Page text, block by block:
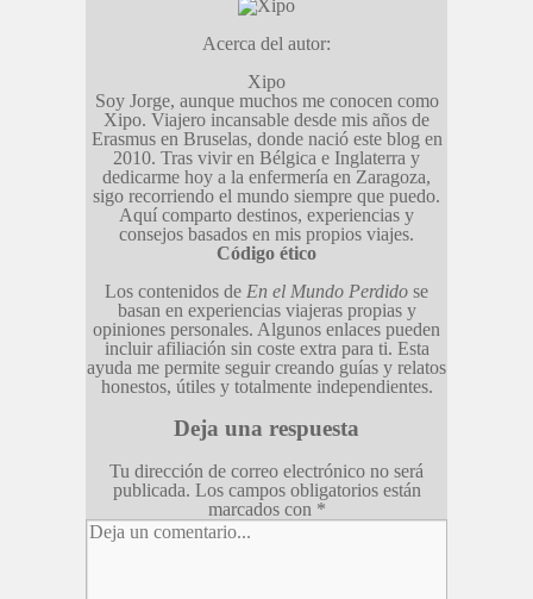
Acerca del autor:
Xipo
Soy Jorge, aunque muchos me conocen como
Xipo. Viajero incansable desde mis años de
Erasmus en Bruselas, donde nació este blog en
2010. Tras vivir en Bélgica e Inglaterra y
dedicarme hoy a la enfermería en Zaragoza,
sigo recorriendo el mundo siempre que puedo.
Aquí comparto destinos, experiencias y
consejos basados en mis propios viajes.
Código ético
Los contenidos de En el Mundo Perdido se
basan en experiencias viajeras propias y
opiniones personales. Algunos enlaces pueden
incluir afiliación sin coste extra para ti. Esta
ayuda me permite seguir creando guías y relatos
honestos, útiles y totalmente independientes.
Deja una respuesta
Tu dirección de correo electrónico no será
publicada. Los campos obligatorios están
marcados con *